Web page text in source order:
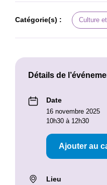
Catégorie(s) : Culture
Détails de
Date
16 novembre 2025
10h30 à 12h30
Ajouter au
Lieu